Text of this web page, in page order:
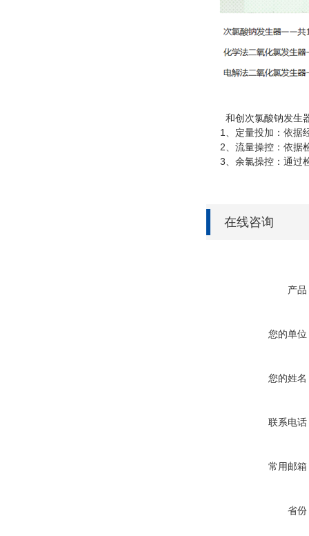
和创次氯酸钠发生
1、定量投加：依据
2、流量操控：依据
3、余氯操控：通过
在线咨询
产品
您的单位
您的姓名
联系电话
常用邮箱
省份